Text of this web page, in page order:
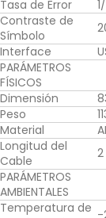
Tasa de Error
Contraste de
Símbolo
Interface
PARÁMETROS
FÍSICOS
Dimensión
Peso
Material
Longitud del
Cable
PARÁMETROS
AMBIENTALES
Temperatura de -